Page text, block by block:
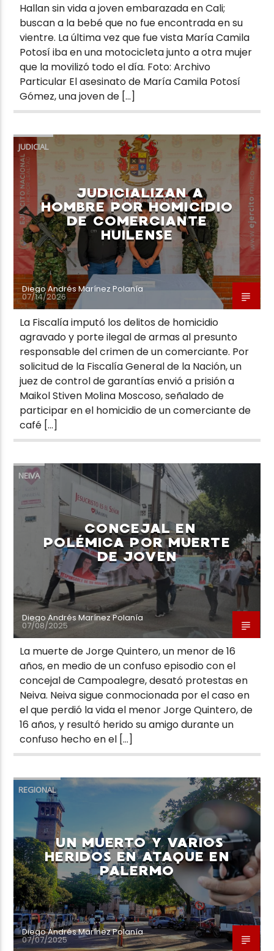
Hallan sin vida a joven embarazada en Cali;
buscan a la bebé que no fue encontrada en su
vientre. La última vez que fue vista María Camila
Potosí iba en una motocicleta junto a otra mujer
que la movilizó todo el día. Foto: Archivo
Particular El asesinato de María Camila Potosí
Gómez, una joven de […]
JUDICIAL
JUDICIALIZAN A
HOMBRE POR HOMICIDIO
DE COMERCIANTE
HUILENSE
Diego Andrés Marínez Polanía
07/14/2026
La Fiscalía imputó los delitos de homicidio
agravado y porte ilegal de armas al presunto
responsable del crimen de un comerciante. Por
solicitud de la Fiscalía General de la Nación, un
juez de control de garantías envió a prisión a
Maikol Stiven Molina Moscoso, señalado de
participar en el homicidio de un comerciante de
café […]
NEIVA
CONCEJAL EN
POLÉMICA POR MUERTE
DE JOVEN
Diego Andrés Marínez Polanía
07/08/2025
La muerte de Jorge Quintero, un menor de 16
años, en medio de un confuso episodio con el
concejal de Campoalegre, desató protestas en
Neiva. Neiva sigue conmocionada por el caso en
el que perdió la vida el menor Jorge Quintero, de
16 años, y resultó herido su amigo durante un
confuso hecho en el […]
REGIONAL
UN MUERTO Y VARIOS
HERIDOS EN ATAQUE EN
PALERMO
Diego Andrés Marínez Polanía
07/07/2025